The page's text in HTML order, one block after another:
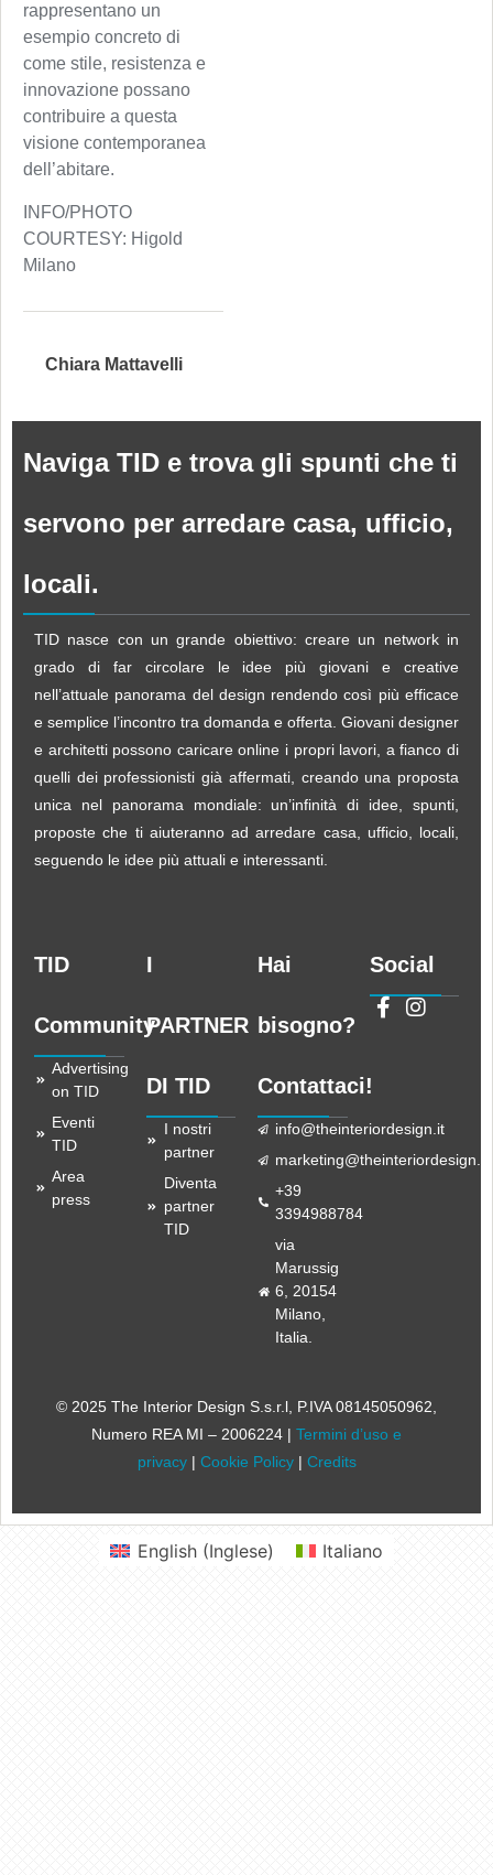
rappresentano un
esempio concreto di
come stile, resistenza e
innovazione possano
contribuire a questa
visione contemporanea
dell’abitare.
INFO/PHOTO
COURTESY: Higold
Milano
Chiara Mattavelli
Naviga TID e trova gli spunti che ti
servono per arredare casa, ufficio,
locali.
TID nasce con un grande obiettivo: creare un network in
grado di far circolare le idee più giovani e creative
nell’attuale panorama del design rendendo così più efficace
e semplice l’incontro tra domanda e offerta. Giovani designer
e architetti possono caricare online i propri lavori, a fianco di
quelli dei professionisti già affermati, creando una proposta
unica nel panorama mondiale: un’infinità di idee, spunti,
proposte che ti aiuteranno ad arredare casa, ufficio, locali,
seguendo le idee più attuali e interessanti.
TID
Community
Advertising
on TID
Eventi
TID
Area
press
I
PARTNER
DI TID
I nostri
partner
Diventa
partner
TID
Hai
bisogno?
Contattaci!
info@theinteriordesign.it
marketing@theinteriordesign.it
+39
3394988784
via
Marussig
6, 20154
Milano,
Italia.
Social
© 2025 The Interior Design S.s.r.l , P.IVA 08145050962,
Numero REA MI – 2006224 | Termini d’uso e
privacy| Cookie Policy| Credits
English(Inglese) Italiano